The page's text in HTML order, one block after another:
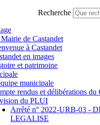
Recherche
de Castandet
à Castandet
en images
et patrimoine
municipale
rendus et délibérations
du PLUI
Arrêté n° 2022-URB-03 -
LEGALISE